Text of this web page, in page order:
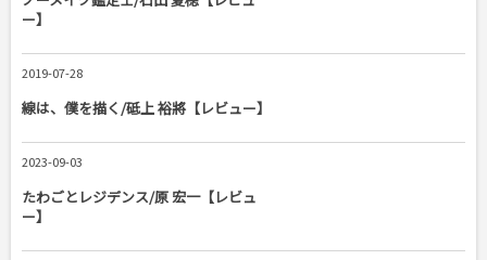
ー】
2019-07-28
線は、僕を描く/砥上 裕將【レビュー】
2023-09-03
たわごとレジデンス/原 宏一【レビュ
ー】